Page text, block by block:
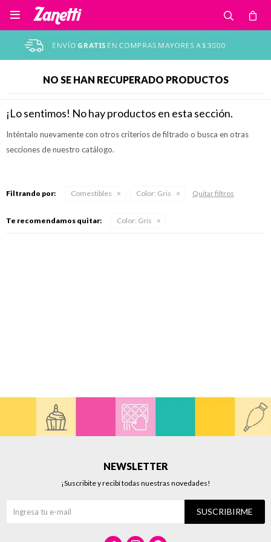

NO SE HAN RECUPERADO PRODUCTOS
¡Lo sentimos! No hay productos en esta sección.
Inténtalo nuevamente con otros criterios de filtrado o busca en otras
secciones de nuestro catálogo.
Filtrando por: Comestibles Color: Gris Quitar filtros
Te recomendamos quitar: Color: Gris
NEWSLETTER
¡Suscribite y recibí todas nuestras novedades!
SUSCRIBIRME